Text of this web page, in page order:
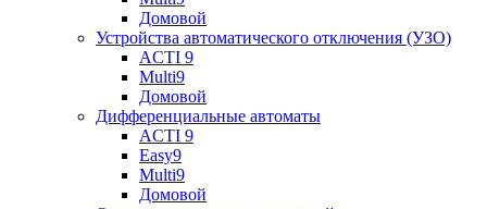
Домовой
Устройства автоматического отключения (УЗО)
ACTI 9
Multi9
Домовой
Дифференциальные автоматы
ACTI 9
Easy9
Multi9
Домовой